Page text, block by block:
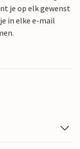
je op elk gewenst
in elke e-mail